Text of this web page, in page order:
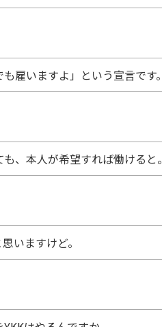
雇いますよ」という宣言です。
、本人が希望すれば働けると。
いますけど。